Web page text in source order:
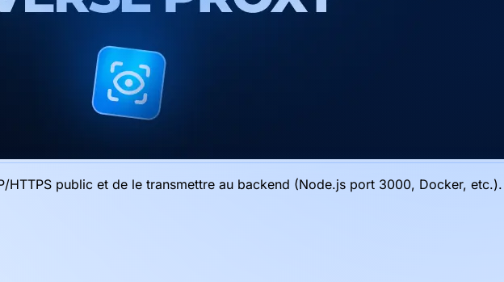
HTTPS public et de le transmettre au backend (Node.js port 3000, Docker, etc.).